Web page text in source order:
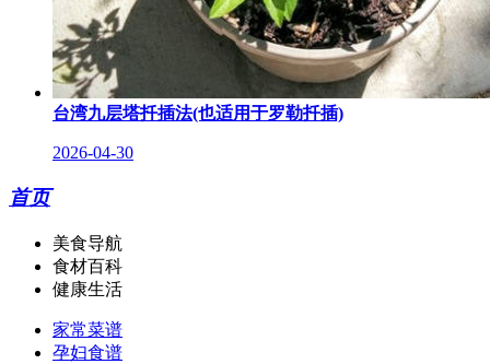
台湾九层塔扦插法(也适用于罗勒扦插)
2026-04-30
首页
美食导航
食材百科
健康生活
家常菜谱
孕妇食谱